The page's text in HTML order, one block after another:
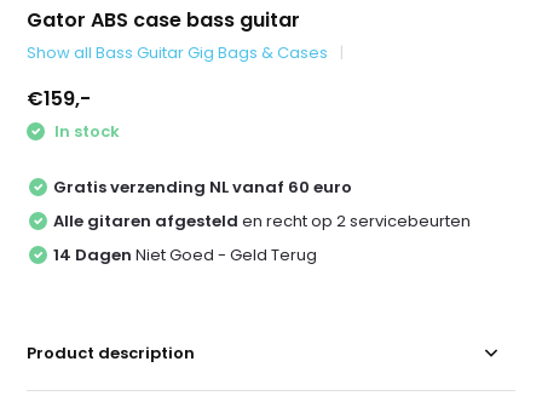
Gator ABS case bass guitar
Show all Bass Guitar Gig Bags & Cases
€159,-
In stock
Gratis verzending NL vanaf 60 euro
Alle gitaren afgesteld en recht op 2 servicebeurten
14 Dagen Niet Goed - Geld Terug
Product description